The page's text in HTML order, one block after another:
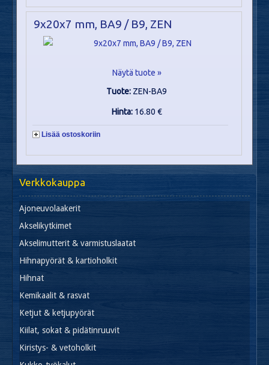
9x20x7 mm, BA9 / B9, ZEN
Näytä tuote »
Tuote: ZEN-BA9
Hinta: 16.80 €
Lisää ostoskoriin
Verkkokauppa
Ajoneuvolaakerit
Akselikytkimet
Akselimutterit & varmistuslaatat
Hihnapyörät & kartioholkit
Hihnat
Kemikaalit & rasvat
Ketjut & ketjupyörät
Kiilat, sokat & pidätinruuvit
Kiristys- & vetoholkit